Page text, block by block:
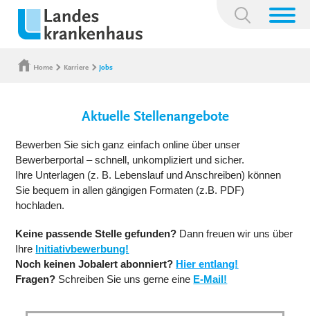
Suchbegriff:
Home Karriere Jobs
Aktuelle Stellenangebote
Bewerben Sie sich ganz einfach online über unser
Bewerberportal – schnell, unkompliziert und sicher.
Ihre Unterlagen (z. B. Lebenslauf und Anschreiben) können
Sie bequem in allen gängigen Formaten (z.B. PDF)
hochladen.
Keine passende Stelle gefunden? Dann freuen wir uns über
Ihre Initiativbewerbung!
Noch keinen Jobalert abonniert? Hier entlang!
Fragen? Schreiben Sie uns gerne eine E-Mail!